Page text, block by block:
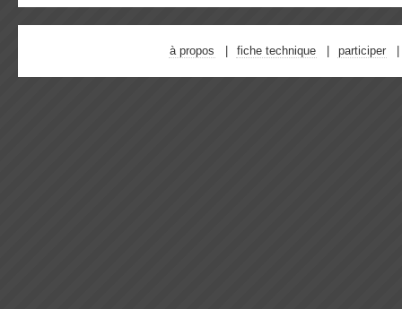
à propos fiche technique participer